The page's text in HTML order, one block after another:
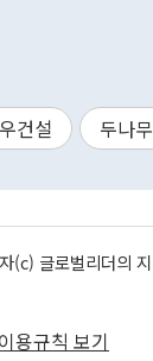
건설 두나무
(c) 글로벌리더의
용규칙 보기